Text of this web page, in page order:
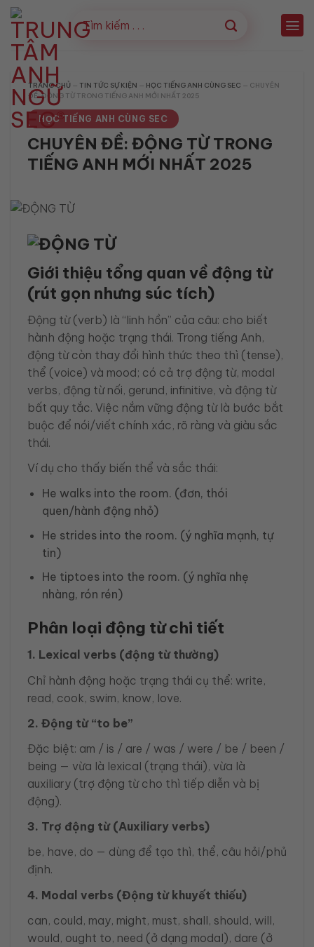
Bỏ
qua
nội
dung
TRANG CHỦ — TIN TỨC SỰ KIỆN — HỌC TIẾNG ANH CÙNG SEC — CHUYÊN
ĐỀ: ĐỘNG TỪ TRONG TIẾNG ANH MỚI NHẤT 2025
HỌC TIẾNG ANH CÙNG SEC
CHUYÊN ĐỀ: ĐỘNG TỪ TRONG
TIẾNG ANH MỚI NHẤT 2025
Giới thiệu tổng quan về động từ
(rút gọn nhưng súc tích)
Động từ (verb) là “linh hồn” của câu: cho biết
hành động hoặc trạng thái. Trong tiếng Anh,
động từ còn thay đổi hình thức theo thì (tense),
thể (voice) và mood; có cả trợ động từ, modal
verbs, động từ nối, gerund, infinitive, và động từ
bất quy tắc. Việc nắm vững động từ là bước bắt
buộc để nói/viết chính xác, rõ ràng và giàu sắc
thái.
Ví dụ cho thấy biến thể và sắc thái:
He walks into the room. (đơn, thói
quen/hành động nhỏ)
He strides into the room. (ý nghĩa mạnh, tự
tin)
He tiptoes into the room. (ý nghĩa nhẹ
nhàng, rón rén)
Phân loại động từ chi tiết
1. Lexical verbs (động từ thường)
Chỉ hành động hoặc trạng thái cụ thể: write,
read, cook, swim, know, love.
2. Động từ “to be”
Đặc biệt: am / is / are / was / were / be / been /
being — vừa là lexical (trạng thái), vừa là
auxiliary (trợ động từ cho thì tiếp diễn và bị
động).
3. Trợ động từ (Auxiliary verbs)
be, have, do — dùng để tạo thì, thể, câu hỏi/phủ
định.
4. Modal verbs (Động từ khuyết thiếu)
can, could, may, might, must, shall, should, will,
would, ought to, need (ở dạng modal), dare (ở